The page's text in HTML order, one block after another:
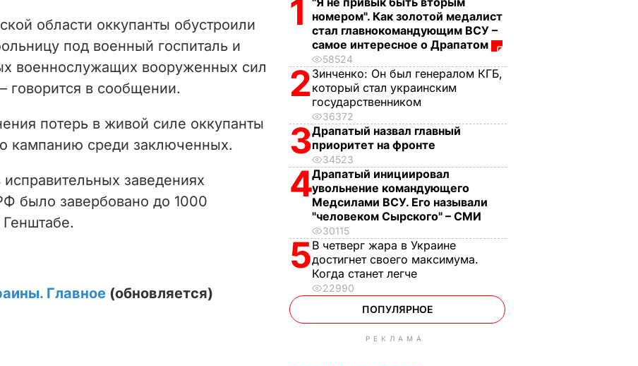
i
d
o
области оккупанты обустроили
под военный госпиталь и
военнослужащих вооруженных сил
говорится в сообщении.
потерь в живой силе оккупанты
кампанию среди заключенных.
заведениях
было завербовано до 1000
Главное (обновляется)
1
номером". Как золотой медалист
стал главнокомандующим ВСУ –
самое интересное о Драпатом
58524
2 Зинченко: Он был генералом КГБ,
который стал украинским
государственником
36372
3Драпатый назвал главный
приоритет на фронте
34523
4Драпатый инициировал
увольнение командующего
Медсилами ВСУ. Его называли
"человеком Сырского" – СМИ
30115
5В четверг жара в Украине
достигнет своего максимума.
Когда станет легче
22990
ПОПУЛЯРНОЕ
РЕКЛАМА